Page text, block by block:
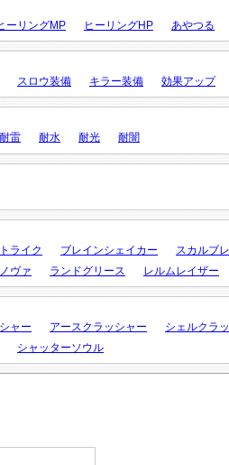
ーリングMP ヒーリングHP あやつる
スロウ装備 キラー装備 効果アップ
耐雷 耐水 耐光 耐闇
ライク ブレインシェイカー
スカルブ
ヴァ ランドグリース レルムレイザー
ャー アースクラッシャー
シェルクラ
シャッターソウル